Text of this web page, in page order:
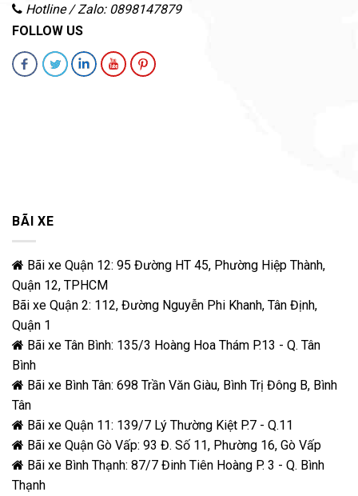
Hotline / Zalo: 0898147879
FOLLOW US
BÃI XE
Bãi xe Quận 12: 95 Đường HT 45, Phường Hiệp Thành,
Quận 12, TPHCM
Bãi xe Quận 2: 112, Đường Nguyễn Phi Khanh, Tân Định,
Quận 1
Bãi xe Tân Bình: 135/3 Hoàng Hoa Thám P.13 - Q. Tân
Bình
Bãi xe Bình Tân: 698 Trần Văn Giàu, Bình Trị Đông B, Bình
Tân
Bãi xe Quận 11: 139/7 Lý Thường Kiệt P.7 - Q.11
Bãi xe Quận Gò Vấp: 93 Đ. Số 11, Phường 16, Gò Vấp
Bãi xe Bình Thạnh: 87/7 Đinh Tiên Hoàng P. 3 - Q. Bình
Thạnh